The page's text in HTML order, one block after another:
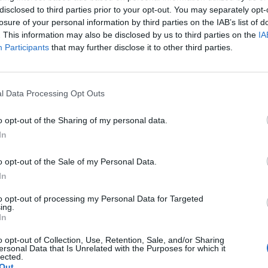
to third parties prior to your opt-out. You may separately
of your personal information by third parties on the IAB’s list of
This information may also be disclosed by us to third parties on the
Participants that may further disclose it to other third parties.
Data Processing Opt Outs
opt-out of the Sharing of my personal data.
opt-out of the Sale of my Personal Data.
opt-out of processing my Personal Data for Targeted
opt-out of Collection, Use, Retention, Sale, and/or Sharing
Data that Is Unrelated with the Purposes for which it
a nyári időszakban, amikor a fesztelenebb életmód
terjedésének - figyelmeztetnek a Semmelweis
esetek száma 2015 és 2024 között 197-ről 341-re, a
494-re emelkedett. A Chlamydia-fertőzöttek száma egy év
portfolio.hu hírarchívumához tartozik, melynek olvasása
tartalmazza:
cikkarchívum
elmúlt 2 év napon belüli